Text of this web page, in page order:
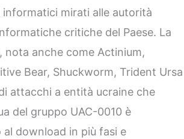
mirati alle autorità
critiche del Paese. La
nota anche come Actinium,
Bear, Shuckworm, Trident Ursa
attacchi a entità ucraine che
del gruppo UAC-0010 è
download in più fasi e